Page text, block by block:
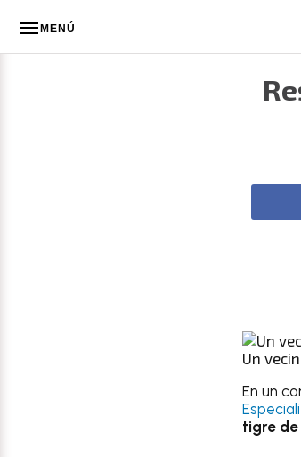
MENÚ
Un
En un
tigre de